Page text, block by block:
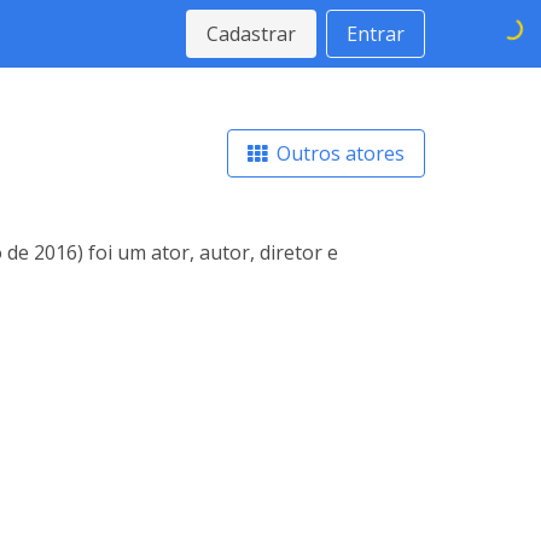
Cadastrar Entrar
Outros atores
de 2016) foi um ator, autor, diretor e